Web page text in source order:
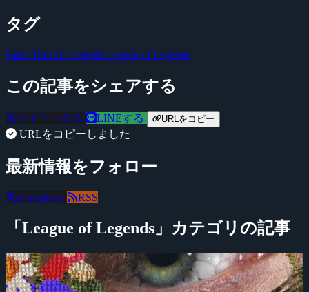
タグ
FakerHall of Legends League of Legends
この記事をシェアする
ツイートする LINEする URLをコピー
URLをコピーしました
最新情報をフォロー
@negitaku RSS
「League of Legends」カテゴリの記事